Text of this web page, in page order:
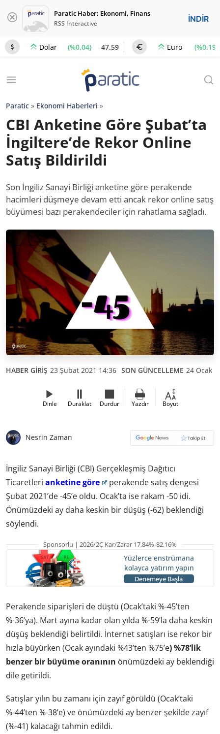
Paratic Haber: Ekonomi, Finans
RSS Interactive İNDİR
Dolar (%0.04) 47.59 Euro (%0.19)
Paratic » Ekonomi Haberleri »
CBI Anketine Göre Şubat’ta
İngiltere’de Rekor Online
Satış Bildirildi
Son İngiliz Sanayi Birliği anketine göre perakende
hacimleri düşmeye devam etti ancak rekor online satış
büyümesi bazı perakendeciler için rahatlama sağladı.
HABER GİRİŞ 23 Şubat 2021 14:36 SON GÜNCELLEME 24 Ocak
Dinle Duraklat Durdur Yazdır Boyut
Nesrin Zaman
İngiliz Sanayi Birliği (CBI) Gerçekleşmiş Dağıtıcı
Ticaretleri anketine göre
perakende satış dengesi
Şubat 2021’de -45’e oldu. Ocak’ta ise rakam -50 idi.
Önümüzdeki ay daha keskin bir düşüş (-62) beklendiği
söylendi.
Sponsorlu | 2026/2Ç Kar/Zarar 17.84%-82.16%
Yüzlerce enstrümana
kolayca yatırım yapın
Denemeye Başla
Perakende siparişleri de düştü (Ocak’taki %-45’ten
%-36’ya). Mart ayına kadar olan yılda %-59’la daha keskin
düşüş beklendiği belirtildi. İnternet satışları ise rekor bir
hızla büyürken (Ocak ayındaki %43’ten %75’e) %78’lik
benzer bir büyüme oranının önümüzdeki ay beklendiği
dile getirildi.
Satışlar yılın bu zamanı için zayıf görüldü (Ocak’taki
%-44’ten %-38’e) ve önümüzdeki ay benzer şekilde zayıf
(%-41) kalacağı tahmin edildi.